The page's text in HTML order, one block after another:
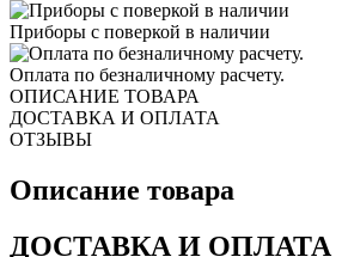
Приборы с поверкой в наличии
Оплата по безналичному расчету.
ОПИСАНИЕ ТОВАРА
ДОСТАВКА И ОПЛАТА
ОТЗЫВЫ
Описание товара
ДОСТАВКА И ОПЛАТА